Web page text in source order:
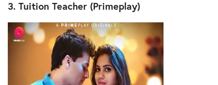
3. Tuition Teacher (Primeplay)